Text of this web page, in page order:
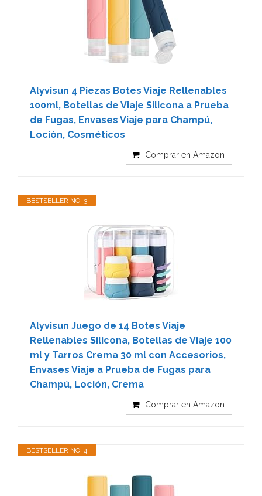
Alyvisun 4 Piezas Botes Viaje Rellenables
100ml, Botellas de Viaje Silicona a Prueba
de Fugas, Envases Viaje para Champú,
Loción, Cosméticos
Comprar en Amazon
BESTSELLER NO. 3
Alyvisun Juego de 14 Botes Viaje
Rellenables Silicona, Botellas de Viaje 100
ml y Tarros Crema 30 ml con Accesorios,
Envases Viaje a Prueba de Fugas para
Champú, Loción, Crema
Comprar en Amazon
BESTSELLER NO. 4